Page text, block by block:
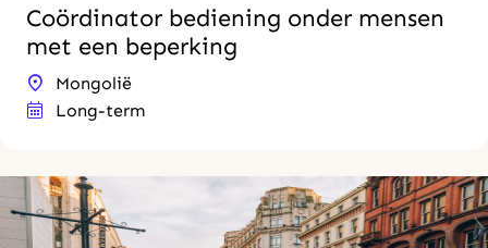
Coördinator bediening onder mensen
met een beperking
Mongolië
Long-term